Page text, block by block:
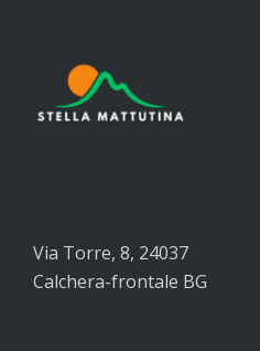
Via Torre, 8, 24037
Calchera-frontale BG